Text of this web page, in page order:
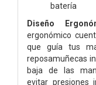
batería
Diseño
ergonómico
que guía tus
reposamuñecas
baja de las
evitar presiones